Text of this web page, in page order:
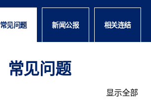
常见问题 新闻公报 相关连结
常见问题
显示全部